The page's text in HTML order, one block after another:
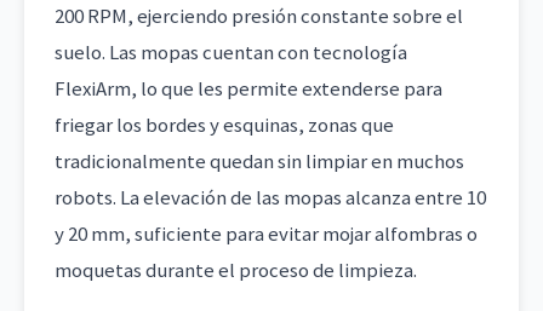
200 RPM, ejerciendo presión constante sobre el
suelo. Las mopas cuentan con tecnología
FlexiArm, lo que les permite extenderse para
friegar los bordes y esquinas, zonas que
tradicionalmente quedan sin limpiar en muchos
robots. La elevación de las mopas alcanza entre 10
y 20 mm, suficiente para evitar mojar alfombras o
moquetas durante el proceso de limpieza.